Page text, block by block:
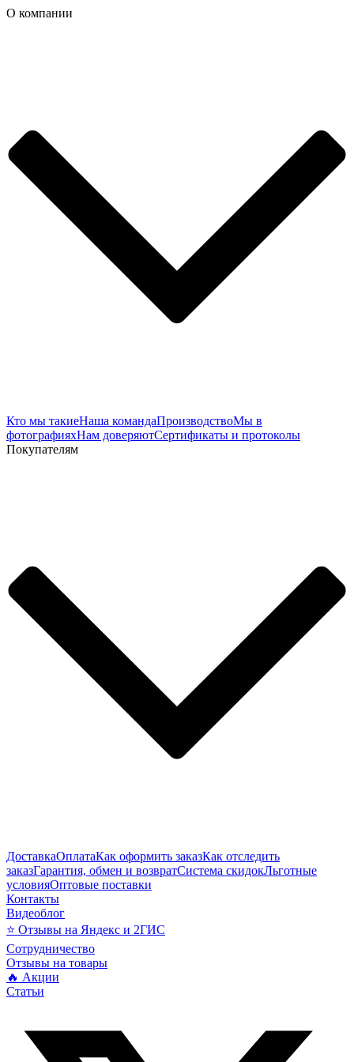
О компании
Кто мы такиеНаша командаПроизводствоМы в
фотографияхНам доверяютСертификаты и протоколы
Покупателям
ДоставкаОплатаКак оформить заказКак отследить
заказГарантия, обмен и возвратСистема скидокЛьготные
условияОптовые поставки
Контакты
Видеоблог
⭐ Отзывы на Яндекс и 2ГИС
Сотрудничество
Отзывы на товары
🔥 Акции
Статьи